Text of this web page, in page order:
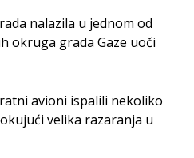
nalazila u jednom od
okruga grada Gaze uoči
avioni ispalili nekoliko
velika razaranja u